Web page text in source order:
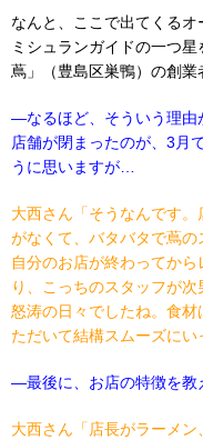
なんと、ここで出てくる
ミシュランガイドの一つ
蔦」（豊島区巣鴨）の創業
―なるほど、そういう理
店舗が閉まったのが、 3 月
うに思いますが
大西さん「そうなんです
がなくて、バタバタで蔦
自分のお店が終わってか
り、こっちのスタッフが次
怒涛の日々でしたね。食
ただいて結構スムーズにい
―最後に、お店の特徴を教
大西さん「店長がラーメ